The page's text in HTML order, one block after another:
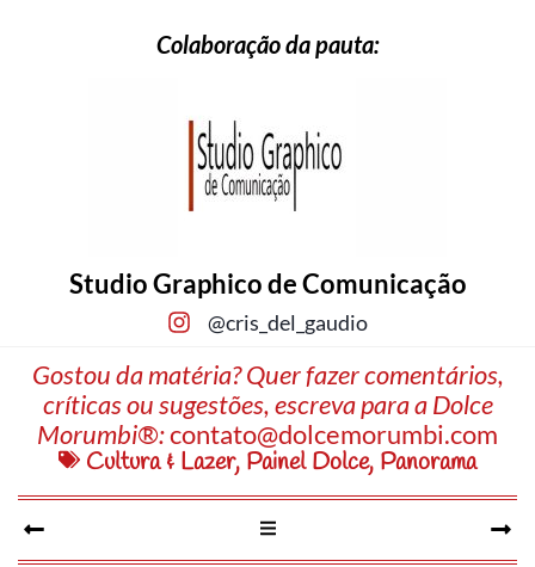
Colaboração da pauta:
Studio Graphico de Comunicação
@cris_del_gaudio
Gostou da matéria? Quer fazer comentários,
críticas ou sugestões, escreva para a Dolce
Morumbi®:contato@dolcemorumbi.com
Cultura & Lazer, Painel Dolce, Panorama